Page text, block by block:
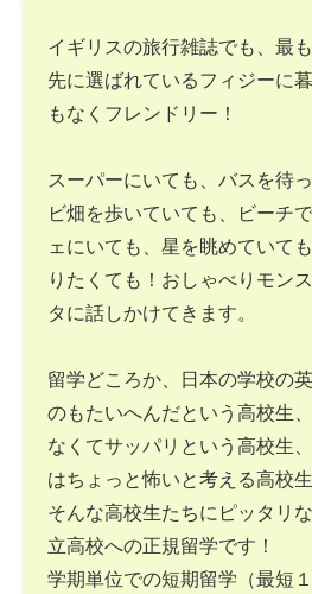
イギリスの旅行雑誌でも、最
先に選ばれているフィジーに
もなくフレンドリー！
スーパーにいても、バスを待
ビ畑を歩いていても、ビーチ
ェにいても、星を眺めていて
りたくても！おしゃべりモン
タに話しかけてきます。
留学どころか、日本の学校の
のもたいへんだという高校生
なくてサッパリという高校生
はちょっと怖いと考える高校生
そんな高校生たちにピッタリ
立高校への正規留学です！
学期単位での短期留学（最短